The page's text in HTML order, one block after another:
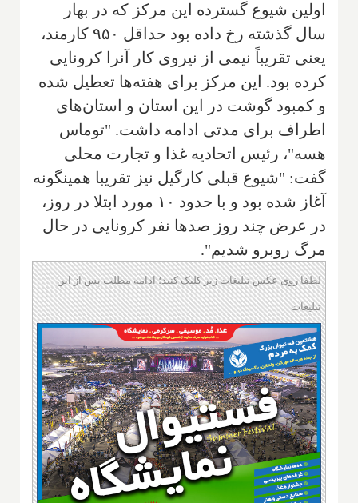
اولین شیوع گسترده این مرکز که در بهار
سال گذشته رخ داده بود حداقل ۹۵۰ کارمند،
یعنی تقریباً نیمی از نیروی کار آنرا کرونایی
کرده بود. این مرکز برای هفته‌ها تعطیل شده
و کمبود گوشت در این استان و استان‌های
اطراف برای مدتی ادامه داشت. "توماس
هسه"، رئیس اتحادیه غذا و تجارت محلی
گفت: "شیوع قبلی کارگیل نیز تقریبا همینگونه
آغاز شده بود و با حدود ۱۰ مورد ابتلا در روز،
در عرض چند روز صدها نفر کرونایی در حال
مرگ روبرو شدیم".
لطفا روی عکس تبلیغات زیر کلیک کنید؛ ادامه مطلب پس از این
تبلیغات